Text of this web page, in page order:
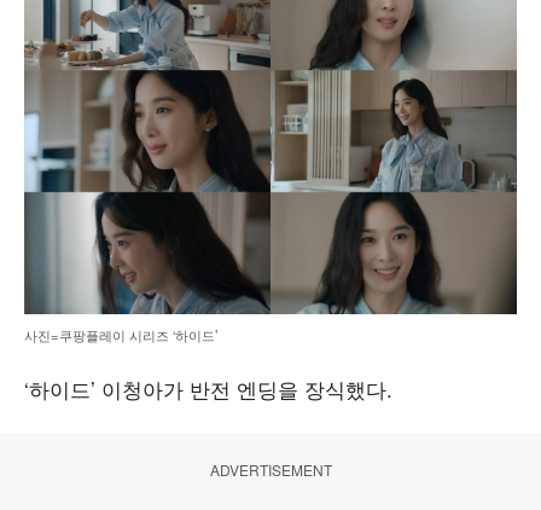
사진=쿠팡플레이 시리즈 ‘하이드’
‘하이드’ 이청아가 반전 엔딩을 장식했다.
ADVERTISEMENT